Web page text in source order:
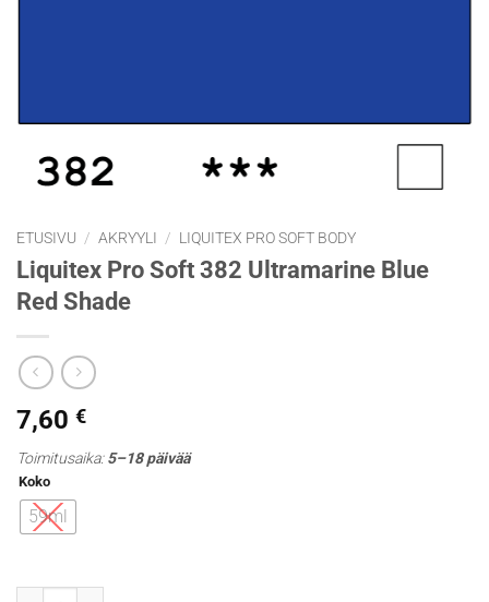
ETUSIVU / AKRYYLI / LIQUITEX PRO SOFT BODY
Liquitex Pro Soft 382 Ultramarine Blue
Red Shade
7,60 €
Toimitusaika:5–18 päivää
Koko
59ml